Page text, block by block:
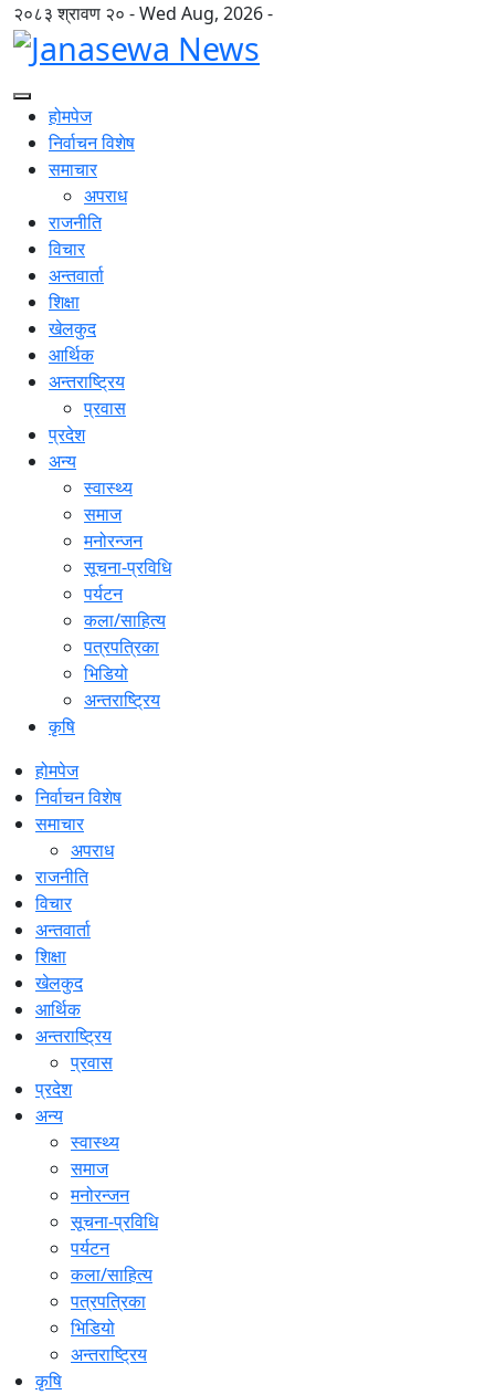
२०८३ श्रावण २० - Wed Aug, 2026 -
होमपेज
निर्वाचन विशेष
समाचार
अपराध
राजनीति
विचार
अन्तवार्ता
शिक्षा
खेलकुद
आर्थिक
अन्तराष्ट्रिय
प्रवास
प्रदेश
अन्य
स्वास्थ्य
समाज
मनोरन्जन
सूचना-प्रविधि
पर्यटन
कला/साहित्य
पत्रपत्रिका
भिडियो
अन्तराष्ट्रिय
कृषि
होमपेज
निर्वाचन विशेष
समाचार
अपराध
राजनीति
विचार
अन्तवार्ता
शिक्षा
खेलकुद
आर्थिक
अन्तराष्ट्रिय
प्रवास
प्रदेश
अन्य
स्वास्थ्य
समाज
मनोरन्जन
सूचना-प्रविधि
पर्यटन
कला/साहित्य
पत्रपत्रिका
भिडियो
अन्तराष्ट्रिय
कृषि